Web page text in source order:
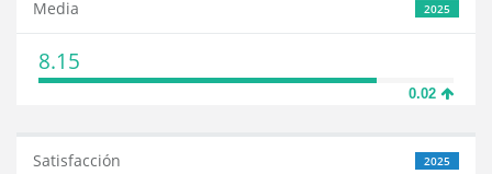
2025
Media
8.15
0.02
2025
Satisfacción